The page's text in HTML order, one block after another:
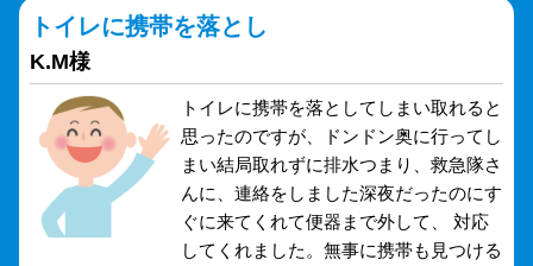
トイレに携帯を落とし
K.M様
トイレに携帯を落としてしまい取れると
思ったのですが、ドンドン奥に行ってし
まい結局取れずに排水つまり、救急隊さ
んに、連絡をしました深夜だったのにす
ぐに来てくれて便器まで外して、 対応
してくれました。無事に携帯も見つける